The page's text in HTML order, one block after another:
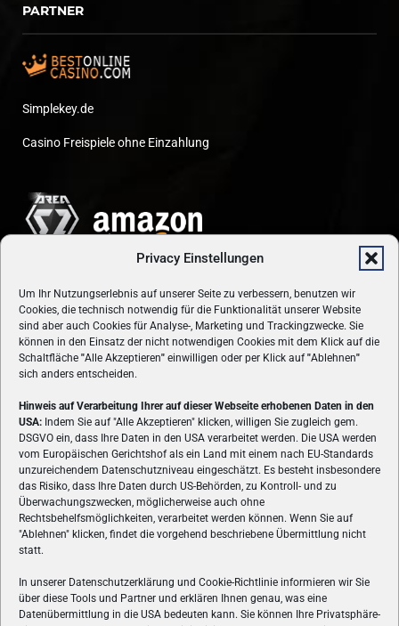
Privacy Einstellungen
Um Ihr Nutzungserlebnis auf unserer Seite zu verbessern, benutzen wir
Cookies, die technisch notwendig für die Funktionalität unserer Website
sind aber auch Cookies für Analyse-, Marketing und Trackingzwecke. Sie
können in den Einsatz der nicht notwendigen Cookies mit dem Klick auf die
Schaltfläche "Alle Akzeptieren" einwilligen oder per Klick auf"Ablehnen"
sich anders entscheiden.
Hinweis auf Verarbeitung Ihrer auf dieser Webseite erhobenen Daten in den
USA: Indem Sie auf "Alle Akzeptieren" klicken, willigen Sie zugleich gem.
DSGVO ein, dass Ihre Daten in den USA verarbeitet werden. Die USA werden
vom Europäischen Gerichtshof als ein Land mit einem nach EU-Standards
unzureichendem Datenschutzniveau eingeschätzt. Es besteht insbesondere
das Risiko, dass Ihre Daten durch US-Behörden, zu Kontroll- und zu
Überwachungszwecken, möglicherweise auch ohne
Rechtsbehelfsmöglichkeiten, verarbeitet werden können. Wenn Sie auf
"Ablehnen" klicken, findet die vorgehend beschriebene Übermittlung nicht
statt.
In unserer Datenschutzerklärung und Cookie-Richtlinie informieren wir Sie
über diese Tools und Partner und erklären Ihnen genau, was eine
Datenübermittlung in die USA bedeuten kann. Sie können Ihre Privatsphäre-
PARTNER
Simplekey.de
Casino Freispiele ohne Einzahlung
ÜBER UNS
VON GAMERN, FÜR GAMER! Gamers.at ist das älteste Online-
Spielemagazin Österreichs und bringt täglich aktuelle News,
Reviews und Videos zu PC- und Konsolenspielen, Gaming-
Hardware und aus der Welt des e-Sport's.
FOLGE UNS